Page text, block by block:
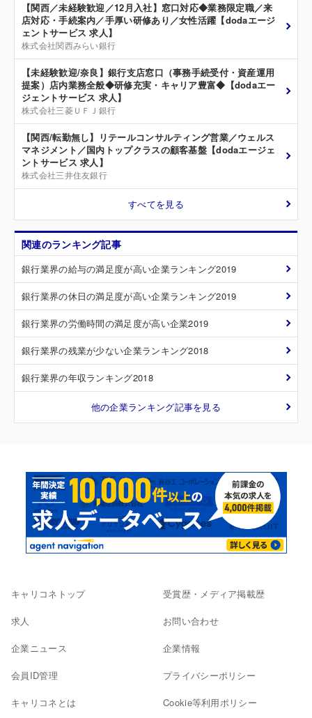
【関西／未経験歓迎／12月入社】窓口対応◆業務限定職／来
店対応・手続案内／手厚い研修あり／女性活躍【dodaエージ
ェントサービス 求人】
株式会社関西みらい銀行
【未経験歓迎/奈良】銀行支店窓口（事務手続受付・資産運用
提案）店内業務全般◆研修充実・キャリア豊富◆【dodaエー
ジェントサービス 求人】
株式会社三菱ＵＦＪ銀行
【関西/転勤無し】リテールコンサルティング営業／ウェルス
マネジメント／国内トップクラスの顧客基盤【dodaエージェ
ントサービス 求人】
株式会社三井住友銀行
すべてを見る
関連のランキング記事
銀行業界の給与の満足度が高い企業ランキング2019
銀行業界の休日の満足度が高い企業ランキング2019
銀行業界の労働時間の満足度が高い企業2019
銀行業界の残業が少ない企業ランキング2018
銀行業界の年収ランキング2018
他の企業ランキング記事を見る
キャリコネトップ
求人
企業ニュース
会員ID管理
キャリコネとは
受賞歴・メディア掲載歴
お問い合わせ
企業情報
プライバシーポリシー
Cookie等利用ポリシー